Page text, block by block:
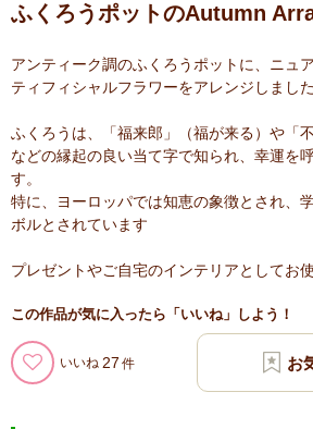
ふくろうポットのAutumn
アンティーク調のふくろうポットに、ニュ
ティフィシャルフラワーをアレンジしました
ふくろうは、「福来郎」（福が来る）や「
などの縁起の良い当て字で知られ、幸運を
す。
特に、ヨーロッパでは知恵の象徴とされ、
ボルとされています
プレゼントやご自宅のインテリアとしてお
この作品が気に入ったら「いいね」しよう！
いいね 27